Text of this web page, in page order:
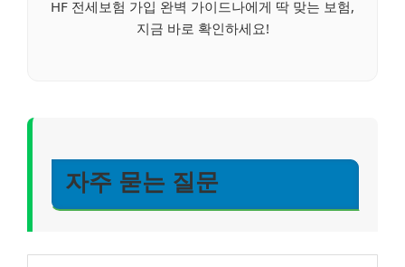
HF 전세보험 가입 완벽 가이드나에게 딱 맞는 보험,
지금 바로 확인하세요!
자주 묻는 질문